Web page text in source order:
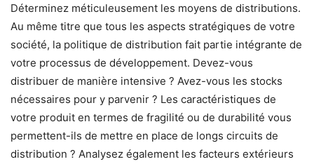
Déterminez méticuleusement les moyens de distributions.
Au même titre que tous les aspects stratégiques de votre
société, la politique de distribution fait partie intégrante de
votre processus de développement. Devez-vous
distribuer de manière intensive ? Avez-vous les stocks
nécessaires pour y parvenir ? Les caractéristiques de
votre produit en termes de fragilité ou de durabilité vous
permettent-ils de mettre en place de longs circuits de
distribution ? Analysez également les facteurs extérieurs